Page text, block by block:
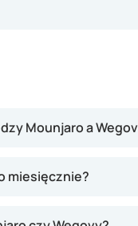
Mounjaro a
miesięcznie?